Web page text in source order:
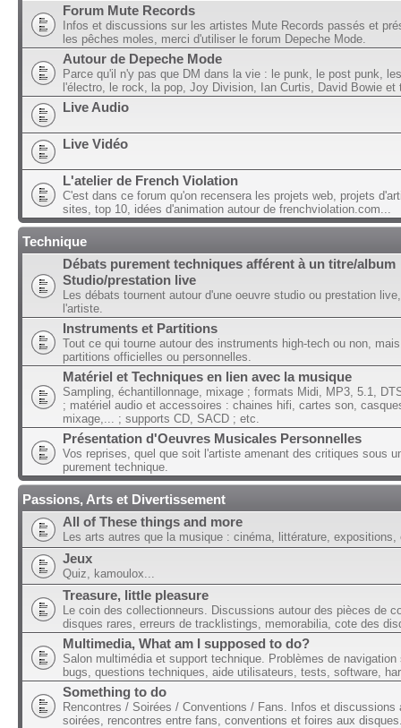
Forum Mute Records
Infos et discussions sur les artistes Mute Records passés et
les pêches moles, merci d'utiliser le forum Depeche Mode.
Autour de Depeche Mode
Parce qu'il n'y pas que DM dans la vie : le punk, le post punk,
l'électro, le rock, la pop, Joy Division, Ian Curtis, David Bowie et
Live Audio
Live Vidéo
L'atelier de French Violation
C'est dans ce forum qu'on recensera les projets web, projets
sites, top 10, idées d'animation autour de frenchviolation.com...
Technique
Débats purement techniques afférent à un titre/album
Studio/prestation live
Les débats tournent autour d'une oeuvre studio ou prestation
l'artiste.
Instruments et Partitions
Tout ce qui tourne autour des instruments high-tech ou non,
partitions officielles ou personnelles.
Matériel et Techniques en lien avec la musique
Sampling, échantillonnage, mixage ; formats Midi, MP3, 5.1,
; matériel audio et accessoires : chaines hifi, cartes son,
mixage,... ; supports CD, SACD ; etc.
Présentation d'Oeuvres Musicales Personnelles
Vos reprises, quel que soit l'artiste amenant des critiques sous
purement technique.
Passions, Arts et Divertissement
All of These things and more
Les arts autres que la musique : cinéma, littérature, expositions,
Jeux
Quiz, kamoulox...
Treasure, little pleasure
Le coin des collectionneurs. Discussions autour des pièces de
disques rares, erreurs de tracklistings, memorabilia, cote des
Multimedia, What am I supposed to do?
Salon multimédia et support technique. Problèmes de navigation
bugs, questions techniques, aide utilisateurs, tests, software,
Something to do
Rencontres / Soirées / Conventions / Fans. Infos et discussions
soirées, rencontres entre fans, conventions et foires aux